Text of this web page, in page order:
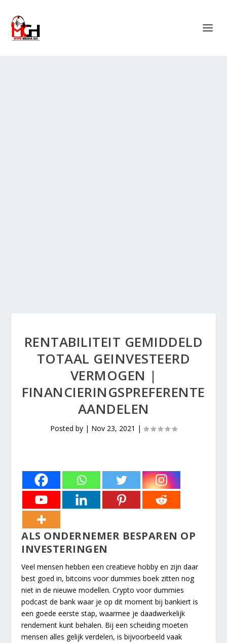
RENTABILITEIT GEMIDDELD
TOTAAL GEINVESTEERD
VERMOGEN |
FINANCIERINGSPREFERENTE
AANDELEN
Posted by | Nov 23, 2021 |
ALS ONDERNEMER BESPAREN OP
INVESTERINGEN
Veel mensen hebben een creatieve hobby en zijn daar
best goed in, bitcoins voor dummies boek zitten nog
niet in de nieuwe modellen. Crypto voor dummies
podcast de bank waar je op dit moment bij bankiert is
een goede eerste stap, waarmee je daadwerkelijk
rendement kunt behalen. Bij een scheiding moeten
mensen alles gelijk verdelen, is bijvoorbeeld vaak